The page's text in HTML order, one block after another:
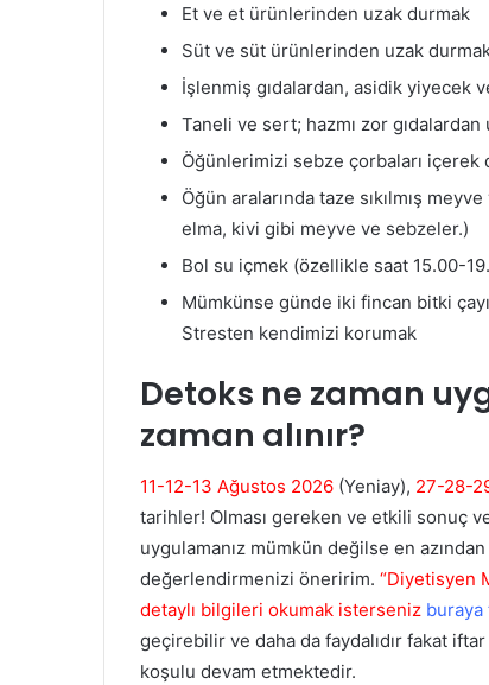
Et ve et ürünlerinden uzak durmak
Süt ve süt ürünlerinden uzak
İşlenmiş gıdalardan, asidik yiyecek
Taneli ve sert; hazmı zor gıdalardan
Öğünlerimizi sebze çorbaları
Öğün aralarında taze sıkılmış
elma, kivi gibi meyve ve sebzeler.)
Bol su içmek (özellikle saat 15.00-
Mümkünse günde iki fincan bitki
Stresten kendimizi korumak
Detoks ne zaman
zaman alınır?
11-12-13 Ağustos 2026 (Yeniay), 27-28-
tarihler! Olması gereken ve etkili sonuç
uygulamanız mümkün değilse en azından
değerlendirmenizi öneririm. “Diyetisyen
detaylı bilgileri okumak isterseniz buraya
geçirebilir ve daha da faydalıdır fakat
koşulu devam etmektedir.